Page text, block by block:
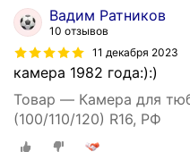
Вадим Ратников
10 отзывов
11 декабря 2023
камера 1982 года:):)
Товар — Камера для
(100/110/120) R16, РФ